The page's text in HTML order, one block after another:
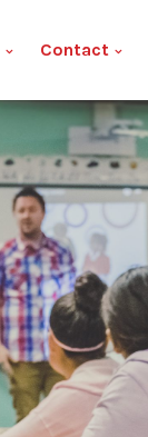
Contact